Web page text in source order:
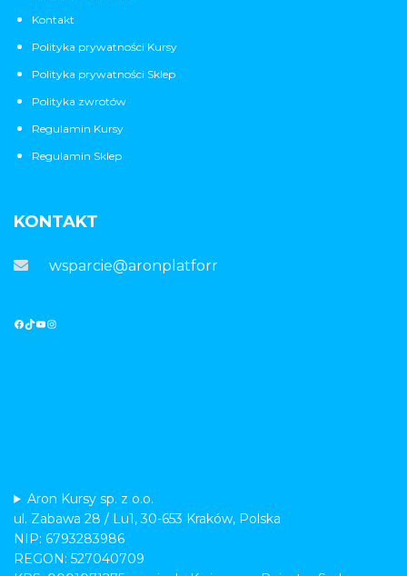
Kontakt
Polityka prywatności Kursy
Polityka prywatności Sklep
Polityka zwrotów
Regulamin Kursy
Regulamin Sklep
KONTAKT
wsparcie@aronplatforma.pl
Aron Kursy sp. z o.o.
ul. Zabawa 28 / Lu1, 30-653 Kraków, Polska
NIP: 6793283986
REGON: 527040709